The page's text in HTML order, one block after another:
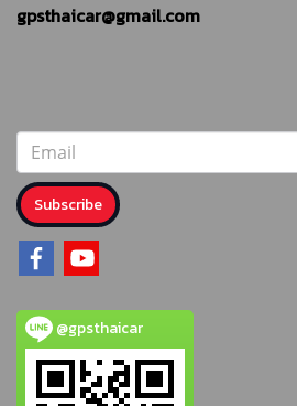
gpsthaicar@gmail.com
Subscribe
@gpsthaicar